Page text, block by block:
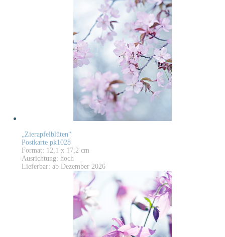
„Zierapfelblüten“
Postkarte pk1028
Format: 12,1 x 17,2 cm
Ausrichtung: hoch
Lieferbar: ab Dezember 2026